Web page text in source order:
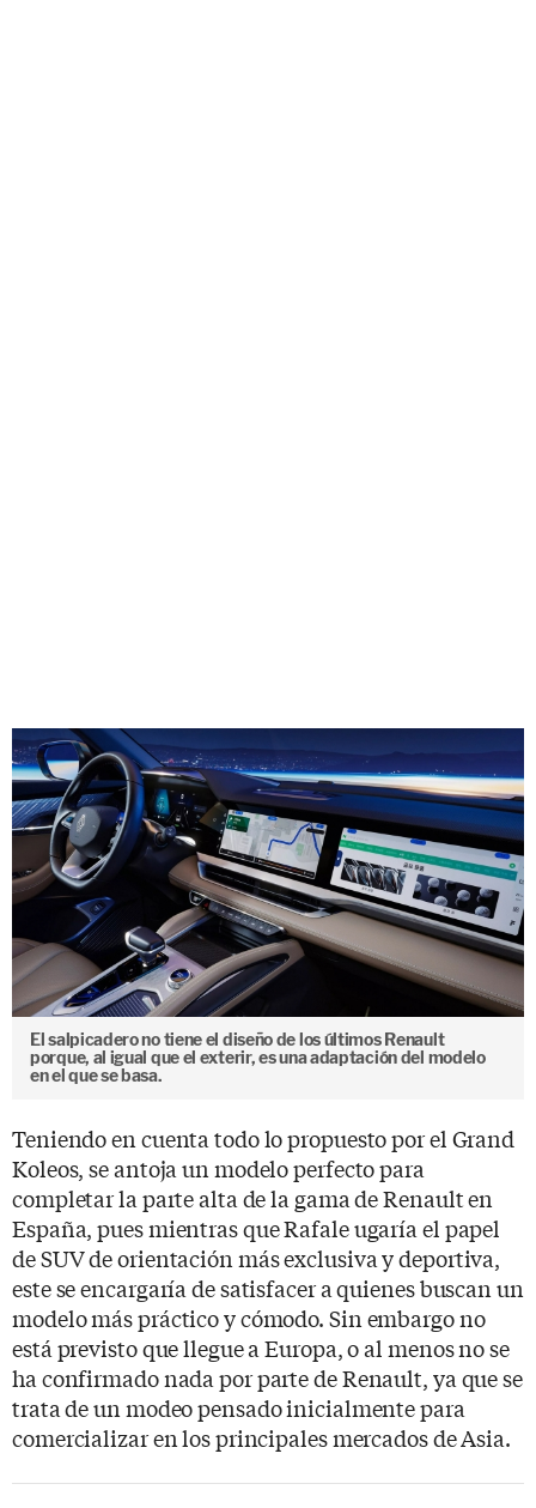
El salpicadero no tiene el diseño de los últimos Renault
porque, al igual que el exterir, es una adaptación del modelo
en el que se basa.
Teniendo en cuenta todo lo propuesto por el Grand
Koleos, se antoja un modelo perfecto para
completar la parte alta de la gama de Renault en
España, pues mientras que Rafale ugaría el papel
de SUV de orientación más exclusiva y deportiva,
este se encargaría de satisfacer a quienes buscan un
modelo más práctico y cómodo. Sin embargo no
está previsto que llegue a Europa, o al menos no se
ha confirmado nada por parte de Renault, ya que se
trata de un modeo pensado inicialmente para
comercializar en los principales mercados de Asia.